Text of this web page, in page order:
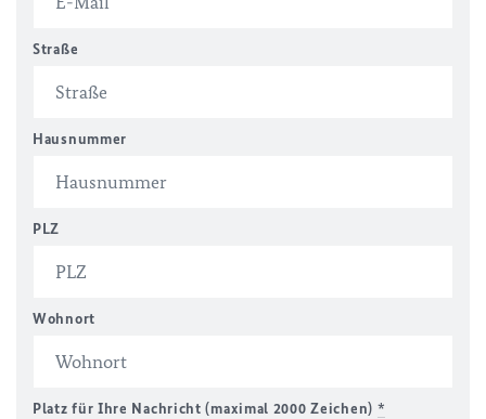
Straße
Hausnummer
PLZ
Wohnort
Platz für Ihre Nachricht (maximal 2000 Zeichen) *